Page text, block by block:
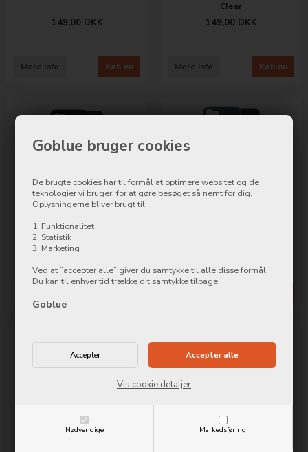
Goblue bruger cookies
De brugte cookies har til formål at optimere websitet og de
teknologier vi bruger, for at gøre besøget så nemt for dig.
Oplysningerne bliver brugt til:
1. Funktionalitet
2. Statistik
3. Marketing
Ved at ”accepter alle” giver du samtykke til alle disse formål.
Du kan til enhver tid trække dit samtykke tilbage.
Goblue
Nødvendige Markedsføring
Vis cookie detaljer
149,00 DKK
Køb nu
Mere info
Clear
149,00 DKK
Køb nu
Mere info
Mobilize Rubber Gelly Case
Black
149,00
Mobilize Rubber Gelly Case
Samsung Galaxy S23+ 5G Matt
Mobilize Rubber Gelly Case
Samsung Galaxy S23+ 5G